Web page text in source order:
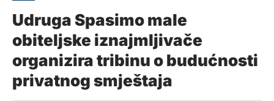
Udruga Spasimo male
obiteljske iznajmljivače
organizira tribinu o budućnosti
privatnog smještaja